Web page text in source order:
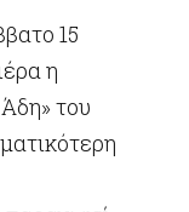
15
η
του